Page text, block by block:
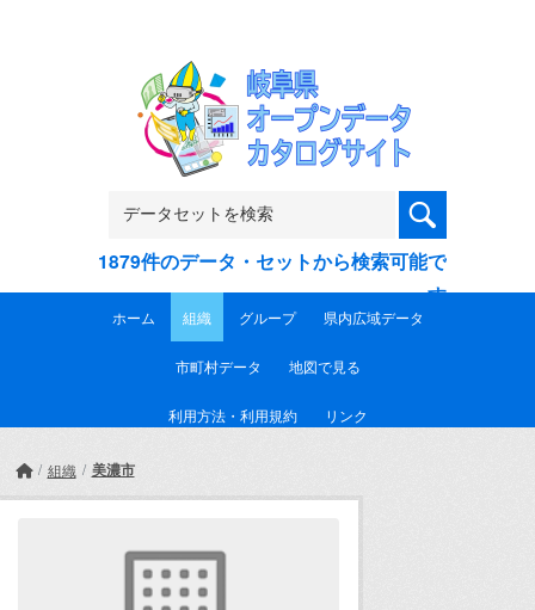
1879件のデータ・セットから検索可能で
す
ホーム 組織 グループ 県内広域データ
市町村データ 地図で見る
利用方法・利用規約 リンク
組織 美濃市